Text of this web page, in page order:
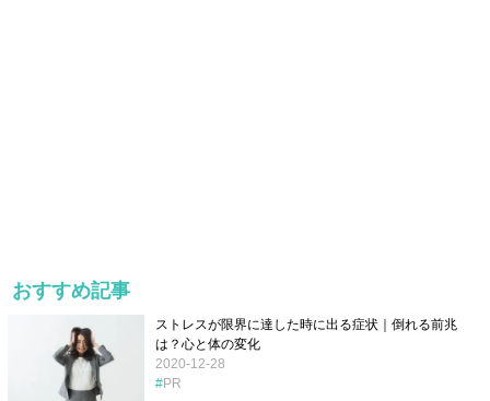
おすすめ記事
ストレスが限界に達した時に出る症状｜倒れる前兆
は？心と体の変化
2020-12-28
PR